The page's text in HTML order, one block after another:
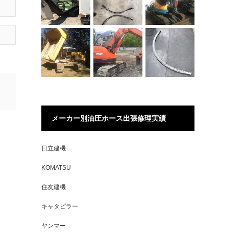
メーカー別油圧ホース出張修理実績
日立建機
KOMATSU
住友建機
キャタピラー
ヤンマー